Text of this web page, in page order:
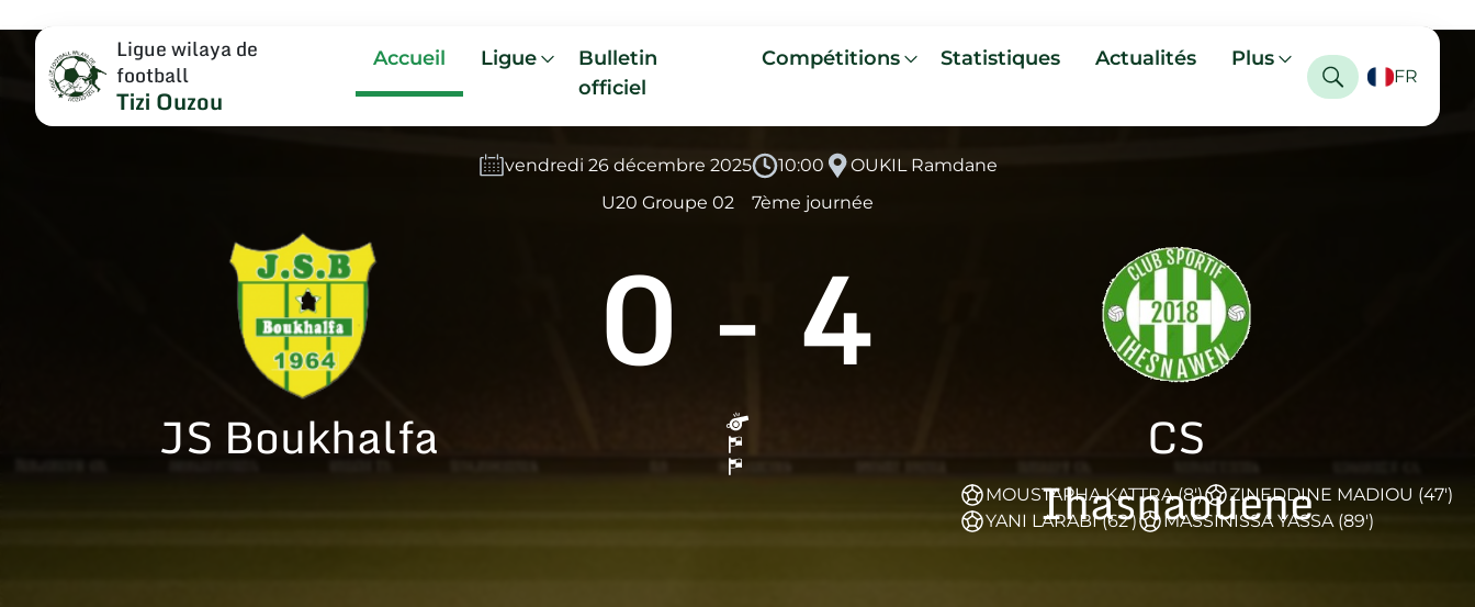
Ligue wilaya de
football
Tizi Ouzou
Accueil Ligue
Bulletin
officiel
Compétitions Statistiques Actualités Plus
FR
vendredi 26 décembre 2025 10:00
OUKIL Ramdane
U20 Groupe 02
7ème journée
JS Boukhalfa
0 - 4
CS
Ihasnaouene
MOUSTAPHA KATTRA (8')
ZINEDDINE MADIOU (47')
YANI LARABI (62')
MASSINISSA YASSA (89')